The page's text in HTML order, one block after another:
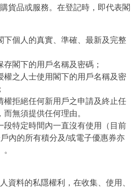
貨品或服務。在登記時，即代表閣
下個人的真實、準確、最新及完整
存閣下的用戶名稱及密碼；
權之人士使用閣下的用戶名稱及密
權拒絕任何新用戶之申請及終止任
無須提供任何理由。
段特定時間內一直沒有使用（目前
內的所有積分及/或電子優惠券亦
資料的私隱權利，在收集、使用、